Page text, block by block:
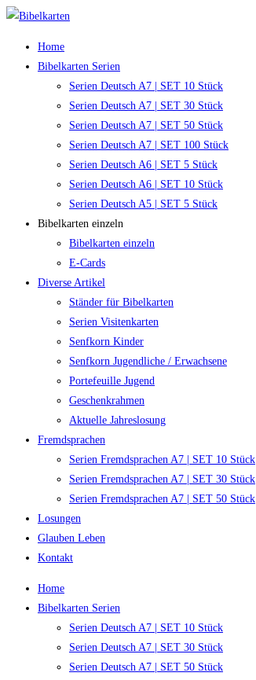
Zum
springen
Home
Bibelkarten Serien
Serien Deutsch A7 | SET 10 Stück
Serien Deutsch A7 | SET 30 Stück
Serien Deutsch A7 | SET 50 Stück
Serien Deutsch A7 | SET 100 Stück
Serien Deutsch A6 | SET 5 Stück
Serien Deutsch A6 | SET 10 Stück
Serien Deutsch A5 | SET 5 Stück
Bibelkarten einzeln
Bibelkarten einzeln
E-Cards
Diverse Artikel
Ständer für Bibelkarten
Serien Visitenkarten
Senfkorn Kinder
Senfkorn Jugendliche / Erwachsene
Portefeuille Jugend
Geschenkrahmen
Aktuelle Jahreslosung
Fremdsprachen
Serien Fremdsprachen A7 | SET 10 Stück
Serien Fremdsprachen A7 | SET 30 Stück
Serien Fremdsprachen A7 | SET 50 Stück
Losungen
Glauben Leben
Kontakt
Home
Bibelkarten Serien
Serien Deutsch A7 | SET 10 Stück
Serien Deutsch A7 | SET 30 Stück
Serien Deutsch A7 | SET 50 Stück